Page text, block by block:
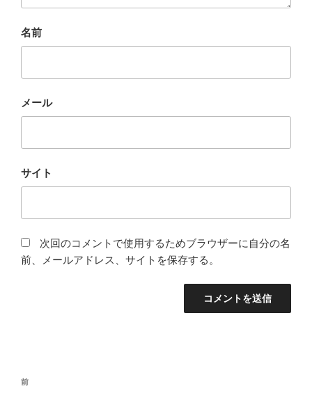
名前
メール
サイト
次回のコメントで使用するためブラウザーに自分の名
前、メールアドレス、サイトを保存する。
投
前
前